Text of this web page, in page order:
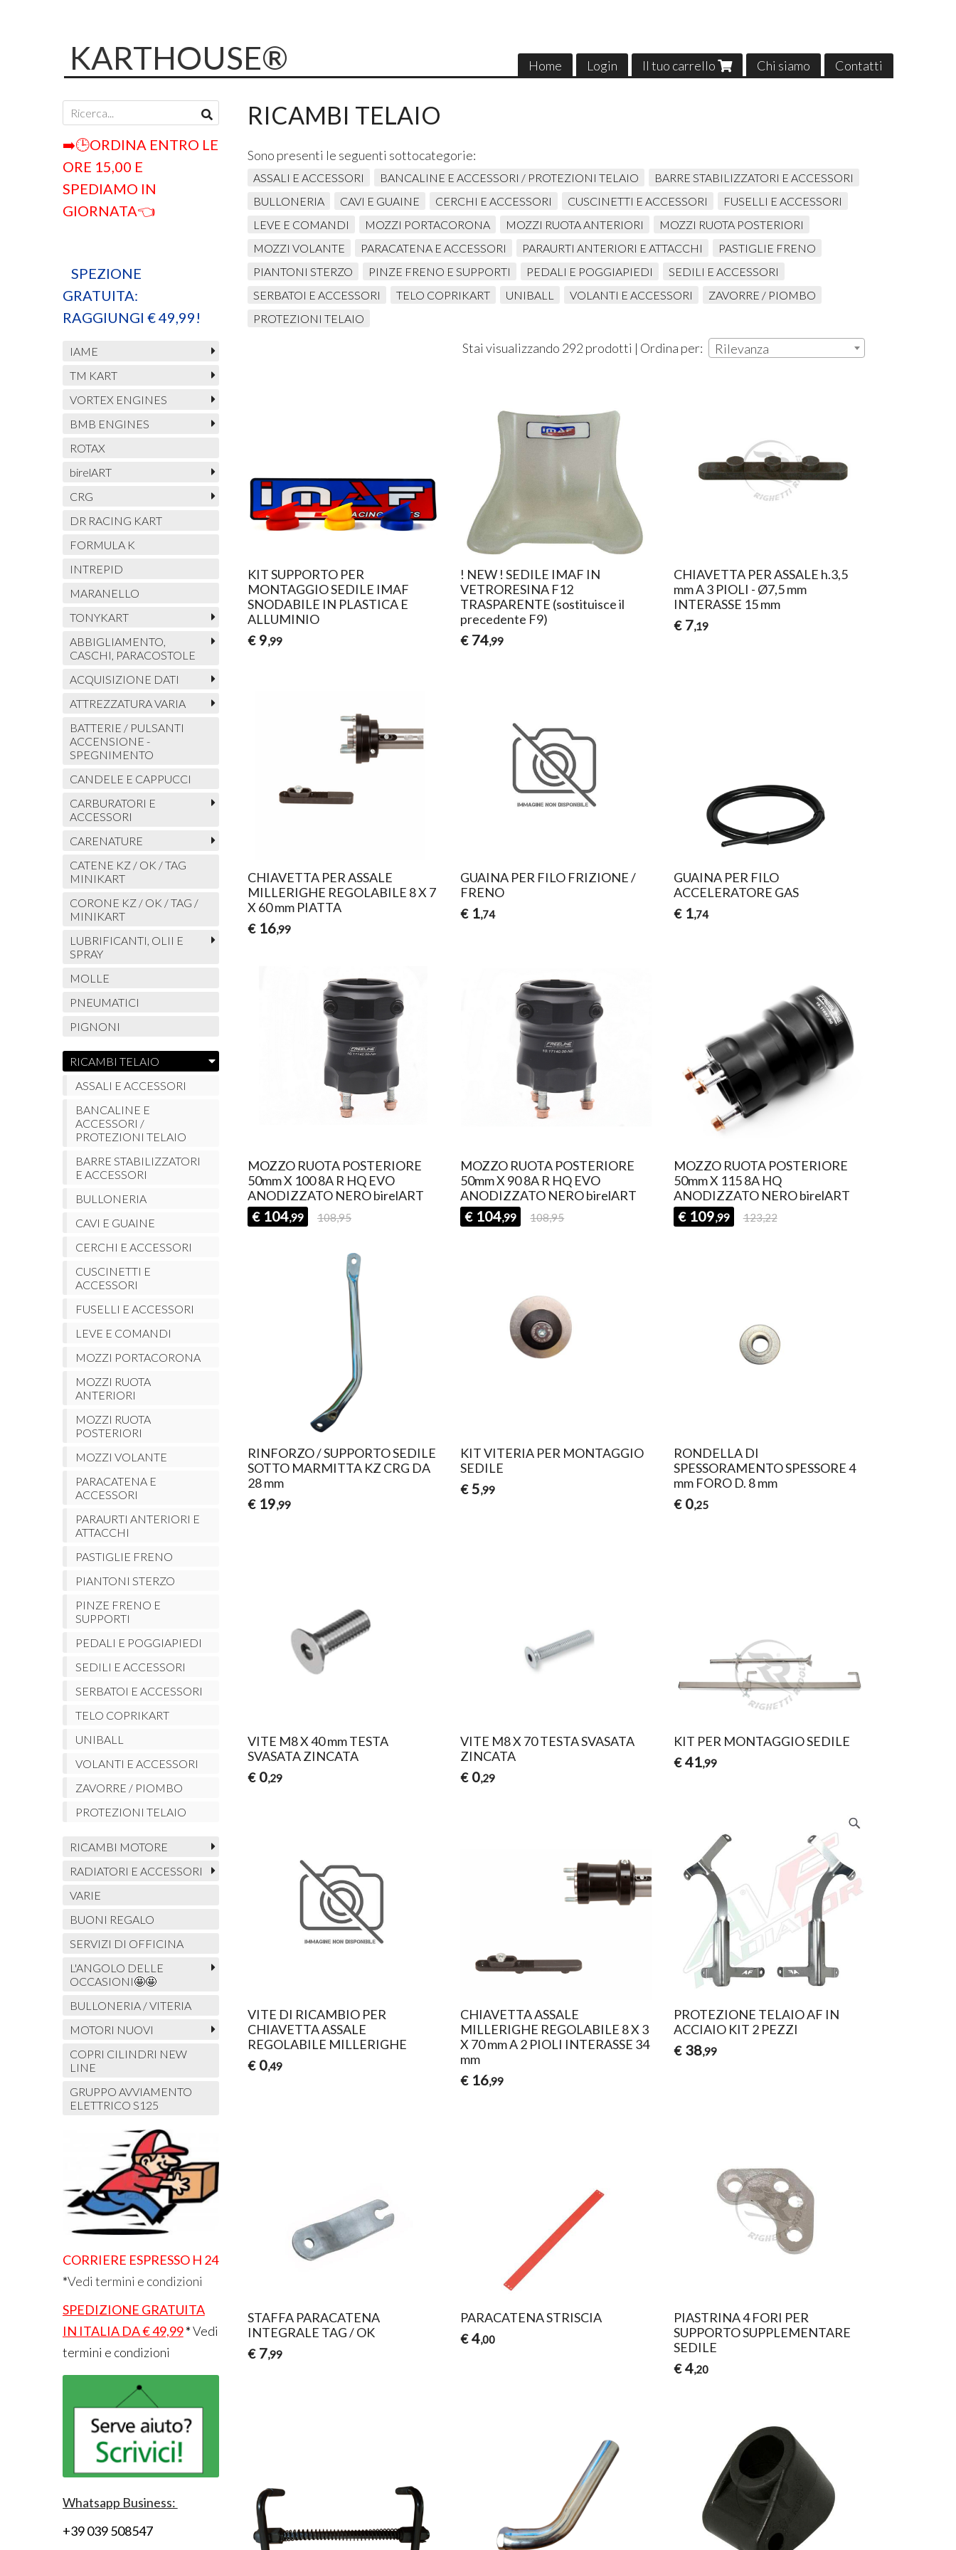
Home Login Il tuo carrello Chi siamo Contatti
KARTHOUSE®
RICAMBI TELAIO
Sono presenti le seguenti sottocategorie:
ASSALI E ACCESSORI BANCALINE E ACCESSORI / PROTEZIONI TELAIO
BARRE STABILIZZATORI E ACCESSORI
BULLONERIA
CAVI E GUAINE CERCHI E ACCESSORI CUSCINETTI E ACCESSORI
FUSELLI E ACCESSORI
LEVE E COMANDI
MOZZI PORTACORONA MOZZI RUOTA ANTERIORI
MOZZI RUOTA POSTERIORI
MOZZI VOLANTE
PARACATENA E ACCESSORI PARAURTI ANTERIORI E ATTACCHI
PASTIGLIE FRENO
PIANTONI STERZO
PINZE FRENO E SUPPORTI PEDALI E POGGIAPIEDI
SEDILI E ACCESSORI
SERBATOI E ACCESSORI
TELO COPRIKART UNIBALL VOLANTI E ACCESSORI
ZAVORRE / PIOMBO
PROTEZIONI TELAIO
Stai visualizzando 292 prodotti | Ordina per: Rilevanza
KIT SUPPORTO PER
MONTAGGIO SEDILE IMAF
SNODABILE IN PLASTICA E
ALLUMINIO
€ 9,99
! NEW ! SEDILE IMAF IN
VETRORESINA F12
TRASPARENTE (sostituisce il
precedente F9)
€ 74,99
CHIAVETTA PER ASSALE h.3,5
mm A 3 PIOLI - Ø7,5 mm
INTERASSE 15 mm
€ 7,19
CHIAVETTA PER ASSALE
MILLERIGHE REGOLABILE 8 X 7
X 60 mm PIATTA
€ 16,99
GUAINA PER FILO FRIZIONE /
FRENO
€ 1,74
GUAINA PER FILO
ACCELERATORE GAS
€ 1,74
MOZZO RUOTA POSTERIORE
50mm X 100 8A R HQ EVO
ANODIZZATO NERO birelART
€ 104,99 108,95
MOZZO RUOTA POSTERIORE
50mm X 90 8A R HQ EVO
ANODIZZATO NERO birelART
€ 104,99 108,95
MOZZO RUOTA POSTERIORE
50mm X 115 8A HQ
ANODIZZATO NERO birelART
€ 109,99 123,22
RINFORZO / SUPPORTO SEDILE
SOTTO MARMITTA KZ CRG DA
28 mm
€ 19,99
KIT VITERIA PER MONTAGGIO
SEDILE
€ 5,99
RONDELLA DI
SPESSORAMENTO SPESSORE 4
mm FORO D. 8 mm
€ 0,25
VITE M8 X 40 mm TESTA
SVASATA ZINCATA
€ 0,29
VITE M8 X 70 TESTA SVASATA
ZINCATA
€ 0,29
KIT PER MONTAGGIO SEDILE
€ 41,99
VITE DI RICAMBIO PER
CHIAVETTA ASSALE
REGOLABILE MILLERIGHE
€ 0,49
CHIAVETTA ASSALE
MILLERIGHE REGOLABILE 8 X 3
X 70 mm A 2 PIOLI INTERASSE 34
mm
€ 16,99
PROTEZIONE TELAIO AF IN
ACCIAIO KIT 2 PEZZI
€ 38,99
STAFFA PARACATENA
INTEGRALE TAG / OK
€ 7,99
PARACATENA STRISCIA
€ 4,00
PIASTRINA 4 FORI PER
SUPPORTO SUPPLEMENTARE
SEDILE
€ 4,20
➡️🕒ORDINA ENTRO LE
ORE 15,00 E
SPEDIAMO IN
GIORNATA👈
SPEZIONE
GRATUITA:
RAGGIUNGI € 49,99!
IAME
TM KART
VORTEX ENGINES
BMB ENGINES
ROTAX
birelART
CRG
DR RACING KART
FORMULA K
INTREPID
MARANELLO
TONYKART
ABBIGLIAMENTO,
CASCHI, PARACOSTOLE
ACQUISIZIONE DATI
ATTREZZATURA VARIA
BATTERIE / PULSANTI
ACCENSIONE -
SPEGNIMENTO
CANDELE E CAPPUCCI
CARBURATORI E
ACCESSORI
CARENATURE
CATENE KZ / OK / TAG
MINIKART
CORONE KZ / OK / TAG /
MINIKART
LUBRIFICANTI, OLII E
SPRAY
MOLLE
PNEUMATICI
PIGNONI
RICAMBI TELAIO
ASSALI E ACCESSORI
BANCALINE E
ACCESSORI /
PROTEZIONI TELAIO
BARRE STABILIZZATORI
E ACCESSORI
BULLONERIA
CAVI E GUAINE
CERCHI E ACCESSORI
CUSCINETTI E
ACCESSORI
FUSELLI E ACCESSORI
LEVE E COMANDI
MOZZI PORTACORONA
MOZZI RUOTA
ANTERIORI
MOZZI RUOTA
POSTERIORI
MOZZI VOLANTE
PARACATENA E
ACCESSORI
PARAURTI ANTERIORI E
ATTACCHI
PASTIGLIE FRENO
PIANTONI STERZO
PINZE FRENO E
SUPPORTI
PEDALI E POGGIAPIEDI
SEDILI E ACCESSORI
SERBATOI E ACCESSORI
TELO COPRIKART
UNIBALL
VOLANTI E ACCESSORI
ZAVORRE / PIOMBO
PROTEZIONI TELAIO
RICAMBI MOTORE
RADIATORI E ACCESSORI
VARIE
BUONI REGALO
SERVIZI DI OFFICINA
L'ANGOLO DELLE
OCCASIONI🤩🤩
BULLONERIA / VITERIA
MOTORI NUOVI
COPRI CILINDRI NEW
LINE
GRUPPO AVVIAMENTO
ELETTRICO S125
CORRIERE ESPRESSO H 24
*Vedi termini e condizioni
SPEDIZIONE GRATUITA
IN ITALIA DA € 49,99*Vedi
termini e condizioni
Whatsapp Business:
+39 039 508547